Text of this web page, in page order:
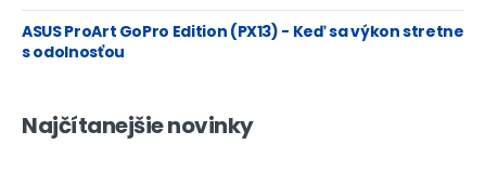
ASUS ProArt GoPro Edition (PX13) - Keď sa výkon stretne
s odolnosťou
Najčítanejšie novinky